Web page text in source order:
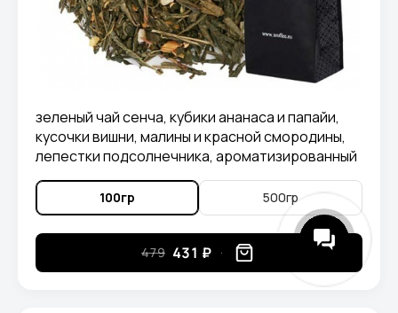
зеленый чай сенча, кубики ананаса и папайи,
кусочки вишни, малины и красной смородины,
лепестки подсолнечника, ароматизированный
натуральными маслам.
100гр 500гр
479 431 ₽